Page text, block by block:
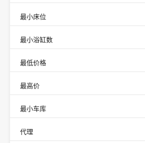
最小床位
最小浴缸数
最低价格
最高价
最小车库
代理